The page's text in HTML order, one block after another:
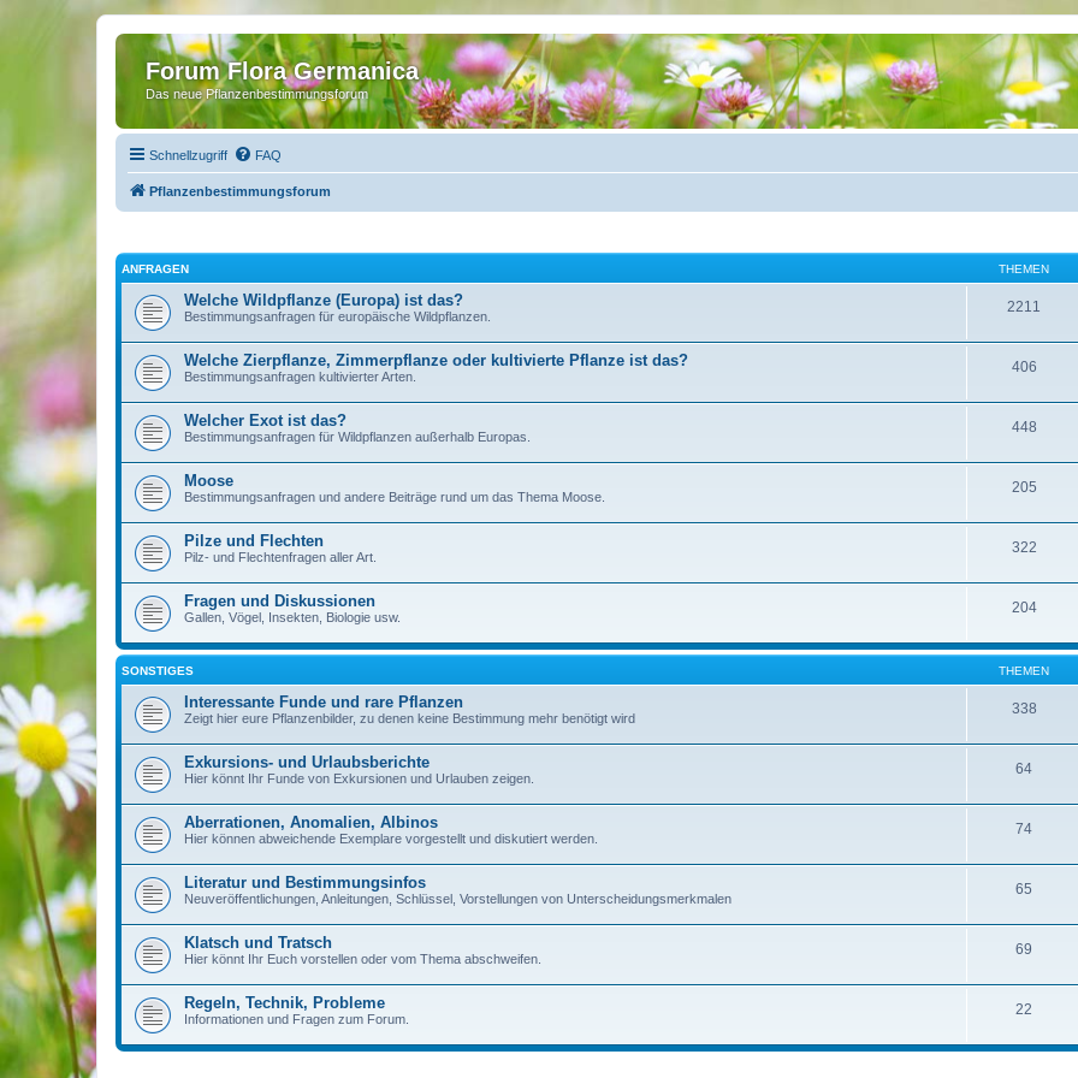
Forum Flora Germanica
Das neue Pflanzenbestimmungsforum
Schnellzugriff FAQ
Pflanzenbestimmungsforum
ANFRAGEN THEMEN
Welche Wildpflanze (Europa) ist das?
Bestimmungsanfragen für europäische Wildpflanzen.
2211
Welche Zierpflanze, Zimmerpflanze oder kultivierte Pflanze ist das?
Bestimmungsanfragen kultivierter Arten.
406
Welcher Exot ist das?
Bestimmungsanfragen für Wildpflanzen außerhalb Europas.
448
Moose
Bestimmungsanfragen und andere Beiträge rund um das Thema Moose.
205
Pilze und Flechten
Pilz- und Flechtenfragen aller Art.
322
Fragen und Diskussionen
Gallen, Vögel, Insekten, Biologie usw.
204
SONSTIGES THEMEN
Interessante Funde und rare Pflanzen
Zeigt hier eure Pflanzenbilder, zu denen keine Bestimmung mehr benötigt wird
338
Exkursions- und Urlaubsberichte
Hier könnt Ihr Funde von Exkursionen und Urlauben zeigen.
64
Aberrationen, Anomalien, Albinos
Hier können abweichende Exemplare vorgestellt und diskutiert werden.
74
Literatur und Bestimmungsinfos
Neuveröffentlichungen, Anleitungen, Schlüssel, Vorstellungen von Unterscheidungsmerkmalen
65
Klatsch und Tratsch
Hier könnt Ihr Euch vorstellen oder vom Thema abschweifen.
69
Regeln, Technik, Probleme
Informationen und Fragen zum Forum.
22